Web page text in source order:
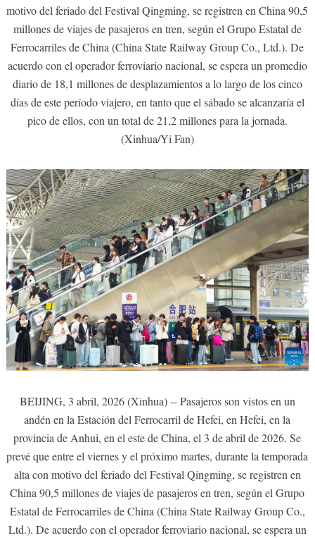
motivo del feriado del Festival Qingming, se registren en China 90,5
millones de viajes de pasajeros en tren, según el Grupo Estatal de
Ferrocarriles de China (China State Railway Group Co., Ltd.). De
acuerdo con el operador ferroviario nacional, se espera un promedio
diario de 18,1 millones de desplazamientos a lo largo de los cinco
días de este período viajero, en tanto que el sábado se alcanzaría el
pico de ellos, con un total de 21,2 millones para la jornada.
(Xinhua/Yi Fan)
BEIJING, 3 abril, 2026 (Xinhua) -- Pasajeros son vistos en un
andén en la Estación del Ferrocarril de Hefei, en Hefei, en la
provincia de Anhui, en el este de China, el 3 de abril de 2026. Se
prevé que entre el viernes y el próximo martes, durante la temporada
alta con motivo del feriado del Festival Qingming, se registren en
China 90,5 millones de viajes de pasajeros en tren, según el Grupo
Estatal de Ferrocarriles de China (China State Railway Group Co.,
Ltd.). De acuerdo con el operador ferroviario nacional, se espera un